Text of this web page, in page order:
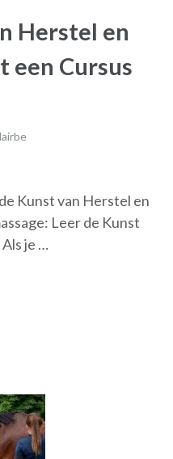
Herstel en
een Cursus
Kunst van Herstel en
Leer de Kunst
je …